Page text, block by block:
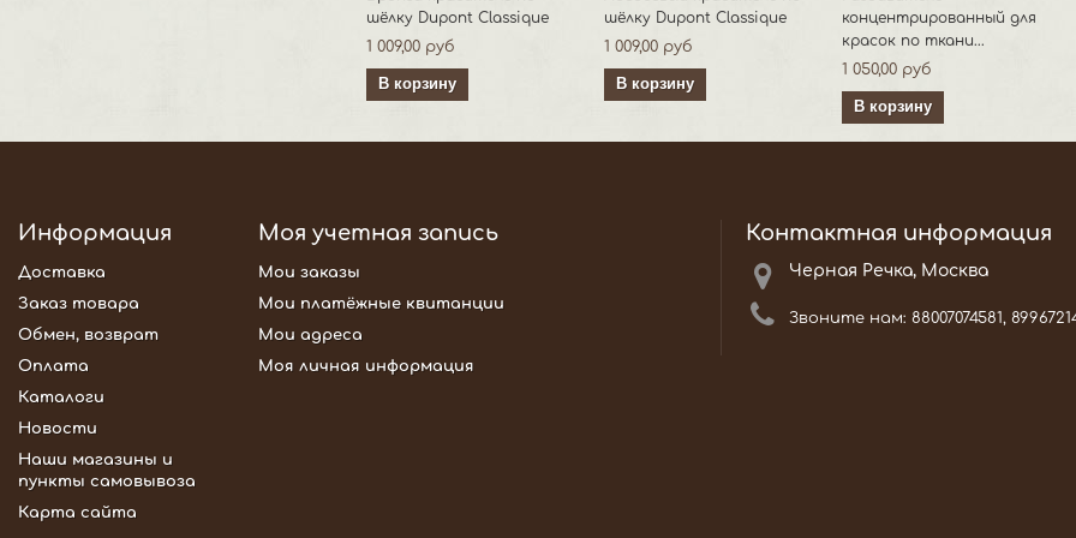
шёлку Dupont Classique
1 009,00 руб
В корзину
шёлку Dupont Classique
1 009,00 руб
В корзину
концентрированный для
красок по ткани...
1 050,00 руб
В корзину
Информация
Доставка
Заказ товара
Обмен, возврат
Оплата
Каталоги
Новости
Наши магазины и
пункты самовывоза
Карта сайта
Моя учетная запись
Мои заказы
Мои платёжные квитанции
Мои адреса
Моя личная информация
Контактная информация
Черная Речка, Москва
Звоните нам: 88007074581,